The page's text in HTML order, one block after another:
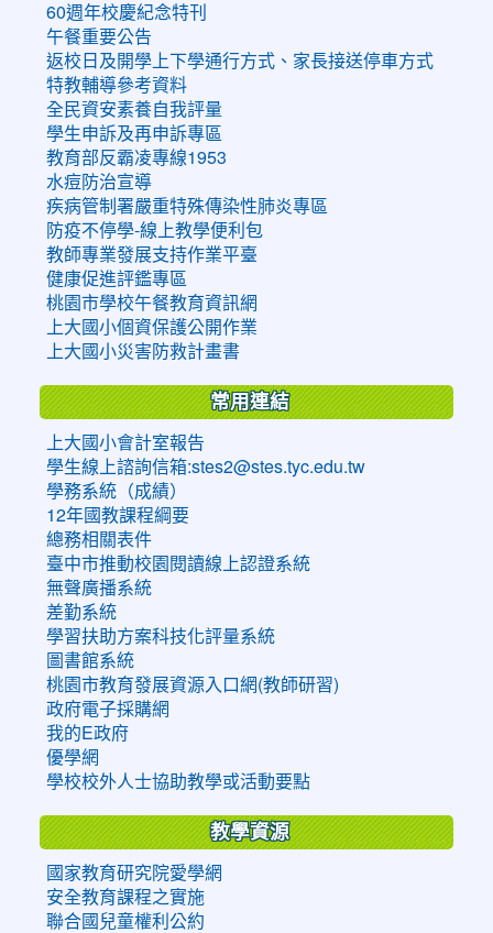
60週年校慶紀念特刊
午餐重要公告
返校日及開學上下學通行方式、家長接送停車方式
特教輔導參考資料
全民資安素養自我評量
學生申訴及再申訴專區
教育部反霸凌專線1953
水痘防治宣導
疾病管制署嚴重特殊傳染性肺炎專區
防疫不停學-線上教學便利包
教師專業發展支持作業平臺
健康促進評鑑專區
桃園市學校午餐教育資訊網
上大國小個資保護公開作業
上大國小災害防救計畫書
常用連結
上大國小會計室報告
學生線上諮詢信箱:stes2@stes.tyc.edu.tw
學務系統（成績）
12年國教課程綱要
總務相關表件
臺中市推動校園閱讀線上認證系統
無聲廣播系統
差勤系統
學習扶助方案科技化評量系統
圖書館系統
桃園市教育發展資源入口網(教師研習)
政府電子採購網
我的E政府
優學網
學校校外人士協助教學或活動要點
教學資源
國家教育研究院愛學網
安全教育課程之實施
聯合國兒童權利公約